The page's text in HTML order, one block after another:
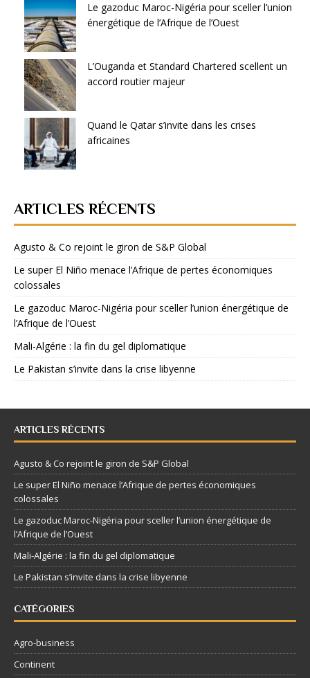
Le gazoduc Maroc-Nigéria pour sceller l’union
énergétique de l’Afrique de l’Ouest
L’Ouganda et Standard Chartered scellent un
accord routier majeur
Quand le Qatar s’invite dans les crises
africaines
ARTICLES RÉCENTS
Agusto & Co rejoint le giron de S&P Global
Le super El Niño menace l’Afrique de pertes économiques
colossales
Le gazoduc Maroc-Nigéria pour sceller l’union énergétique de
l’Afrique de l’Ouest
Mali-Algérie : la fin du gel diplomatique
Le Pakistan s’invite dans la crise libyenne
ARTICLES RÉCENTS
Agusto & Co rejoint le giron de S&P Global
Le super El Niño menace l’Afrique de pertes économiques
colossales
Le gazoduc Maroc-Nigéria pour sceller l’union énergétique de
l’Afrique de l’Ouest
Mali-Algérie : la fin du gel diplomatique
Le Pakistan s’invite dans la crise libyenne
CATÉGORIES
Agro-business
Continent